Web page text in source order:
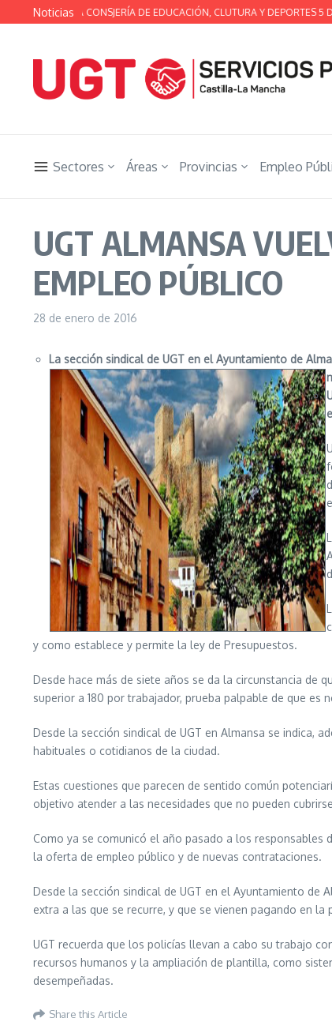
Saltar al contenido
Noticias
DE LA CONSJERÍA DE EDUCACIÓN, CLUTURA Y DEPORTES 5 DE
Sectores Áreas Provincias Empleo
UGT ALMANSA
EMPLEO PÚBLICO
28 de enero de 2016
La sección sindical de UGT en el Ayuntamiento de
y como establece y permite la ley de Presupuestos.
Desde hace más de siete años se da la circunstancia de
superior a 180 por trabajador, prueba palpable de que es
Desde la sección sindical de UGT en Almansa se indica,
habituales o cotidianos de la ciudad.
Estas cuestiones que parecen de sentido común
objetivo atender a las necesidades que no pueden
Como ya se comunicó el año pasado a los responsables
la oferta de empleo público y de nuevas contrataciones.
Desde la sección sindical de UGT en el Ayuntamiento de
extra a las que se recurre, y que se vienen pagando en
UGT recuerda que los policías llevan a cabo su trabajo
recursos humanos y la ampliación de plantilla, como
desempeñadas.
Share this Article